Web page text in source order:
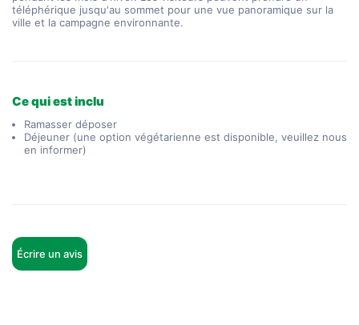
téléphérique jusqu'au sommet pour une vue panoramique sur la
ville et la campagne environnante.
Ce qui est inclu
Ramasser déposer
Déjeuner (une option végétarienne est disponible, veuillez nous
en informer)
Écrire un avis